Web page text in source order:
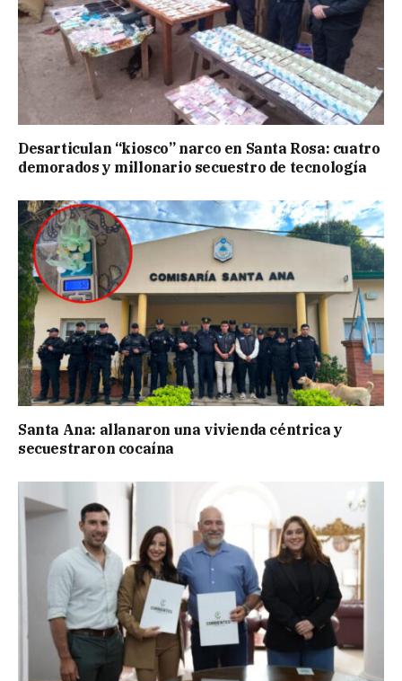
Desarticulan “kiosco” narco en Santa Rosa: cuatro
demorados y millonario secuestro de tecnología
Santa Ana: allanaron una vivienda céntrica y
secuestraron cocaína